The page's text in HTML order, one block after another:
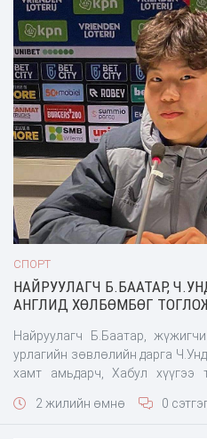
СПОРТ
НАЙРУУЛАГЧ Б.БААТАР,
АНГЛИД ХӨЛБӨМБӨГ
Найруулагч Б.Баатар,
урлагийн зөвлөлийн дарга
хамт амьдарч, Хабул хүүгээ
хоёр дундаасаа төрсөн ганц
2 жилийн өмнө 0